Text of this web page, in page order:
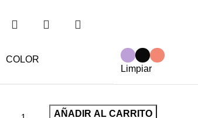
COLOR
Limpiar
AÑADIR AL CARRITO